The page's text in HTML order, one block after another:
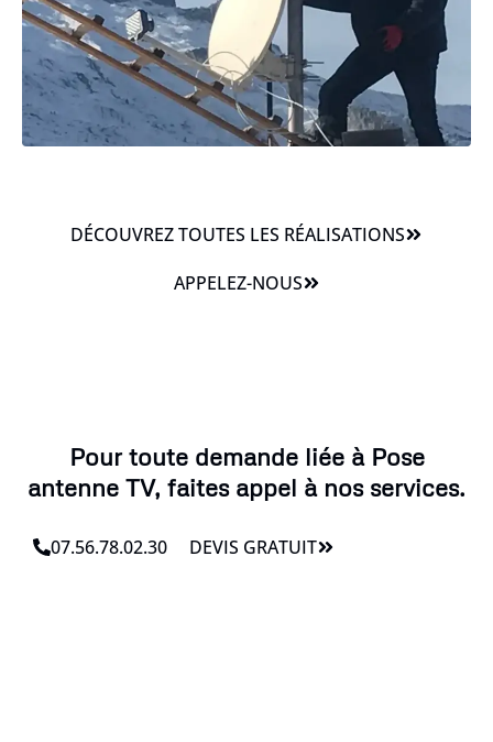
DÉCOUVREZ TOUTES LES RÉALISATIONS
APPELEZ-NOUS
Pour toute demande liée à Pose
antenne TV, faites appel à nos services.
07.56.78.02.30 DEVIS GRATUIT